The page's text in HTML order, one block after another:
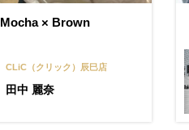
Mocha × Brown
CLiC（クリック）辰巳店
田中 麗奈